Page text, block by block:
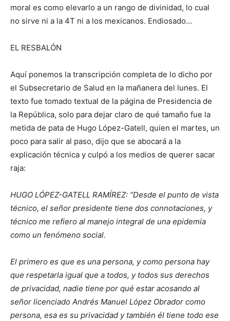
moral es como elevarlo a un rango de divinidad, lo cual
no sirve ni a la 4T ni a los mexicanos. Endiosado…
EL RESBALÓN
Aquí ponemos la transcripción completa de lo dicho por
el Subsecretario de Salud en la mañanera del lunes. El
texto fue tomado textual de la página de Presidencia de
la República, solo para dejar claro de qué tamaño fue la
metida de pata de Hugo López-Gatell, quien el martes, un
poco para salir al paso, dijo que se abocará a la
explicación técnica y culpó a los medios de querer sacar
raja:
HUGO LÓPEZ-GATELL RAMÍREZ: “Desde el punto de vista
técnico, el señor presidente tiene dos connotaciones, y
técnico me refiero al manejo integral de una epidemia
como un fenómeno social.
El primero es que es una persona, y como persona hay
que respetarla igual que a todos, y todos sus derechos
de privacidad, nadie tiene por qué estar acosando al
señor licenciado Andrés Manuel López Obrador como
persona, esa es su privacidad y también él tiene todo ese